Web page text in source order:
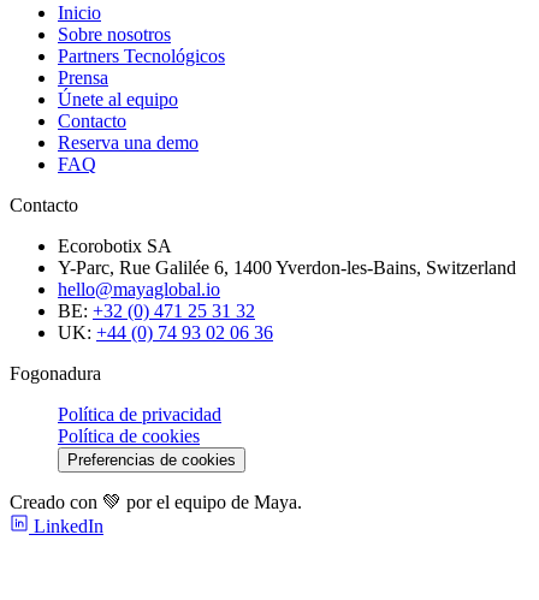
Inicio
Sobre nosotros
Partners Tecnológicos
Prensa
Únete al equipo
Contacto
Reserva una demo
FAQ
Contacto
Ecorobotix SA
Y-Parc, Rue Galilée 6, 1400 Yverdon-les-Bains, Switzerland
hello@mayaglobal.io
BE: +32 (0) 471 25 31 32
UK: +44 (0) 74 93 02 06 36
Fogonadura
Política de privacidad
Política de cookies
Preferencias de cookies
Creado con 💚 por el equipo de Maya.
LinkedIn